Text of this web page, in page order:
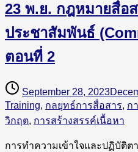
23 พ.ย. กฎหมายสื่อ
ประชาสัมพันธ์
ตอนที่ 2
September 28, 2023
Training, กลยุทธ์การสื่อสาร, ก
วิกฤต, การสร้างสรรค์เนื้อหา
การทำความเข้าใจและปฏิบัติ